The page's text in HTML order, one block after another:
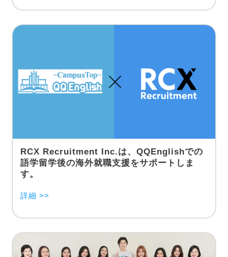
RCX Recruitment Inc.は、QQEnglishでの
語学留学後の海外就職支援をサポートしま
す。
詳細 >>